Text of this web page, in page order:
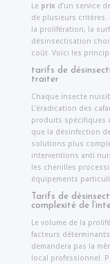
Le prixd’un service
de plusieurs critères.
la prolifération, la
désinsectisation
coût. Voici les
tarifs de
traiter
Chaque insecte
L’éradication des
produits spécifiques
que la désinfection
solutions plus
interventions anti
les chenilles
équipements
Tarifs de
complexité de
Le volume de la
facteurs
demandera pas la
local professionnel.